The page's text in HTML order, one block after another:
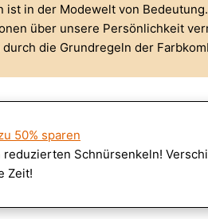
ist in der Modewelt von Bedeutung.
über unsere Persönlichkeit
die Grundregeln der
50% sparen
Schnürsenkeln!
Zeit!